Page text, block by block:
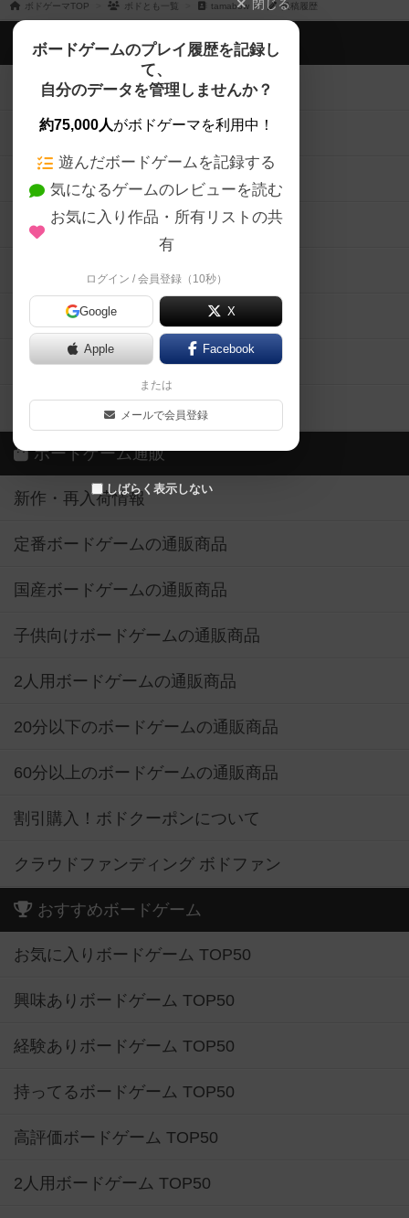
ボドゲーマTOP ボドとも一覧 tamabow 投稿履歴
閉じる
ボードゲームのプレイ履歴を記録し
て、
自分のデータを管理しませんか？
約75,000人がボドゲーマを利用中！
遊んだボードゲームを記録する
気になるゲームのレビューを読む
お気に入り作品・所有リストの共
有
ログイン / 会員登録（10秒）
Google X
Apple Facebook
または
メールで会員登録
しばらく表示しない
ボドゲーマTOP
ボードゲームを検索する
ボードゲームの新着レビュー
ボードゲーム会情報
メカニクス特集
掲示板・トピックス
ボドとも・会員一覧
ボードゲーム業界コラム
ボドゲーマご利用案内
ボードゲーム通販
新作・再入荷情報
定番ボードゲームの通販商品
国産ボードゲームの通販商品
子供向けボードゲームの通販商品
2人用ボードゲームの通販商品
20分以下のボードゲームの通販商品
60分以上のボードゲームの通販商品
割引購入！ボドクーポンについて
クラウドファンディング ボドファン
おすすめボードゲーム
お気に入りボードゲーム TOP50
興味ありボードゲーム TOP50
経験ありボードゲーム TOP50
持ってるボードゲーム TOP50
高評価ボードゲーム TOP50
2人用ボードゲーム TOP50